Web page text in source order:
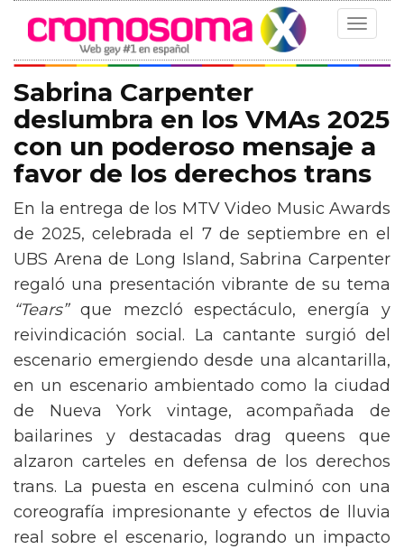
Toggle
Sabrina Carpenter
deslumbra en los VMAs 2025
con un poderoso mensaje a
favor de los derechos trans
En la entrega de los MTV Video Music Awards
de 2025, celebrada el 7 de septiembre en el
UBS Arena de Long Island, Sabrina Carpenter
regaló una presentación vibrante de su tema
“Tears”que mezcló espectáculo, energía y
reivindicación social. La cantante surgió del
escenario emergiendo desde una alcantarilla,
en un escenario ambientado como la ciudad
de Nueva York vintage, acompañada de
bailarines y destacadas drag queens que
alzaron carteles en defensa de los derechos
trans. La puesta en escena culminó con una
coreografía impresionante y efectos de lluvia
real sobre el escenario, logrando un impacto